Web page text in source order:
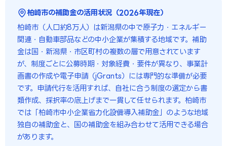
柏崎市の補助金の活用状況（2026年現在）
柏崎市（人口約8万人）は新潟県の中で原子力・エネルギー
関連・自動車部品などの中小企業が集積する地域です。補助
金は国・新潟県・市区町村の複数の層で用意されています
が、制度ごとに公募時期・対象経費・要件が異なり、事業計
画書の作成や電子申請（jGrants）には専門的な準備が必要
です。申請代行を活用すれば、自社に合う制度の選定から書
類作成、採択率の底上げまで一貫して任せられます。柏崎市
では「柏崎市中小企業省力化設備導入補助金」のような地域
独自の補助金と、国の補助金を組み合わせて活用できる場合
があります。